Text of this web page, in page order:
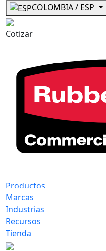
COLOMBIA / ESP
Cotizar
Productos
Marcas
Industrias
Recursos
Tienda